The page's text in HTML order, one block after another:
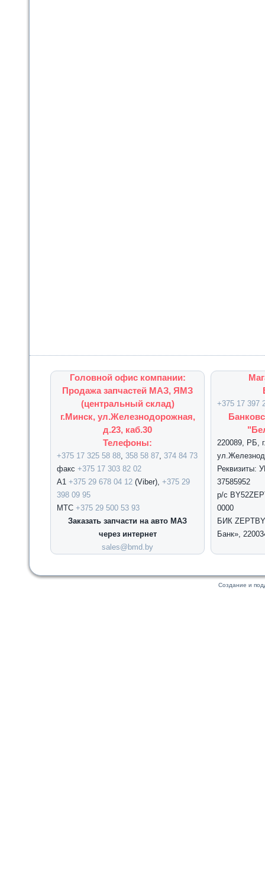
Головной офис компании:
Продажа запчастей МАЗ, ЯМЗ
(центральный склад)
г.Минск, ул.Железнодорожная,
д.23, каб.30
Телефоны:
+375 17 325 58 88, 358 58 87, 374 84 73
факс +375 17 303 82 02
А1 +375 29 678 04 12 (Viber), +375 29
398 09 95
МТС +375 29 500 53 93
Заказать запчасти на авто МАЗ
через интернет
sales@bmd.by
+375 17 397
220089, РБ,
Реквизиты:
37585952
р/с
0000
БИК
Банк»,
Создание и